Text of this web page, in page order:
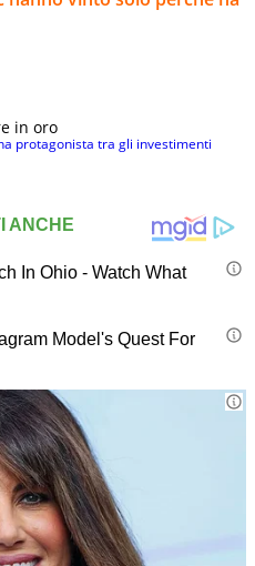
in oro
protagonista tra gli investimenti